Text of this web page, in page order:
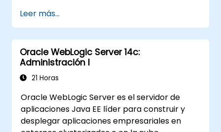
Leer más...
Oracle WebLogic Server 14c:
Administración I
21 Horas
Oracle WebLogic Server es el servidor de
aplicaciones Java EE líder para construir y
desplegar aplicaciones empresariales en